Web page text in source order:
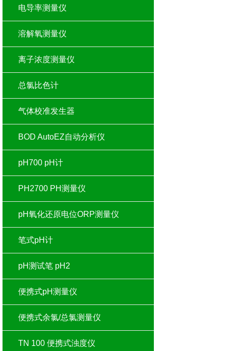
电导率测量仪
溶解氧测量仪
离子浓度测量仪
总氯比色计
气体校准发生器
BOD AutoEZ自动分析仪
pH700 pH计
PH2700 PH测量仪
pH氧化还原电位ORP测量仪
笔式pH计
pH测试笔 pH2
便携式pH测量仪
便携式余氯/总氯测量仪
TN 100 便携式浊度仪